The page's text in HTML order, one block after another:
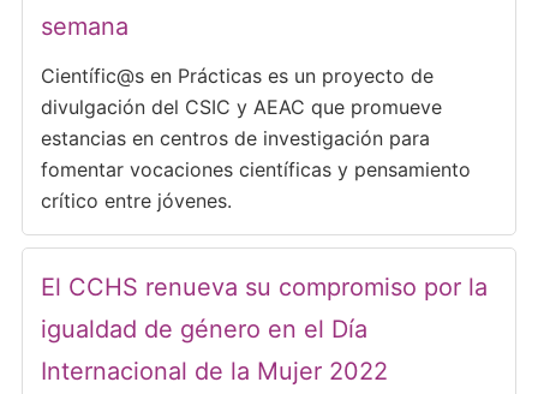
semana
Científic@s en Prácticas es un proyecto de
divulgación del CSIC y AEAC que promueve
estancias en centros de investigación para
fomentar vocaciones científicas y pensamiento
crítico entre jóvenes.
El CCHS renueva su compromiso por la
igualdad de género en el Día
Internacional de la Mujer 2022